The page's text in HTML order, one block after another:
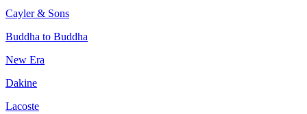
Cayler & Sons
Buddha to Buddha
New Era
Dakine
Lacoste